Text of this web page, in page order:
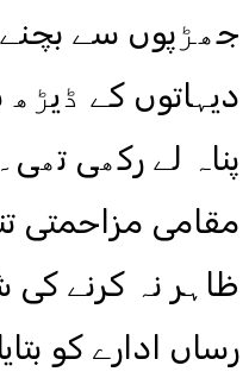
جھڑپوں سے بچنے
دیہاتوں کے ڈیڑھ
پناہ لے رکھی تھی۔
مقامی مزاحمتی
ظاہر نہ کرنے کی
رساں ادارے کو